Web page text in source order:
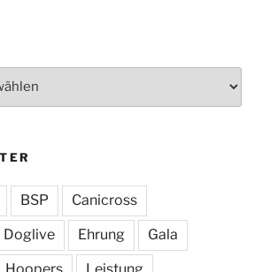
BSP Canicross
Doglive Ehrung Gala